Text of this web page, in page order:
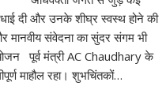
दी और उनके शीघ्र स्वस्थ होने की
मानवीय संवेदना का सुंदर संगम भी
पूर्व मंत्री AC Chaudhary के
माहौल रहा। शुभचिंतकों…